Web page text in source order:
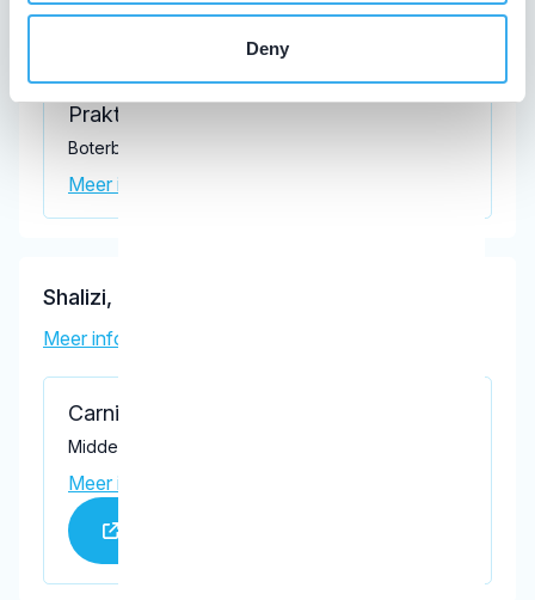
Deny
Meer informatie tandarts
Praktijk Sparreboom
Boterbloem 18, Barendrecht 2992 CB
Meer informatie praktijk
Shalizi, M.
Meer informatie tandarts
Carnisse Mondzorg
Middeldijkerplein 16-18, Barendrecht 2993 DL
Meer informatie praktijk